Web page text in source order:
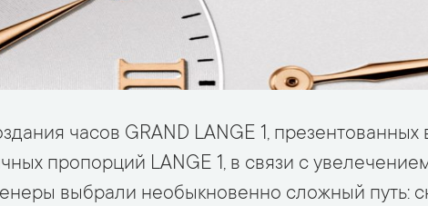
часов GRAND LANGE 1, презентованных
пропорций LANGE 1, в связи с
выбрали необыкновенно сложный путь: